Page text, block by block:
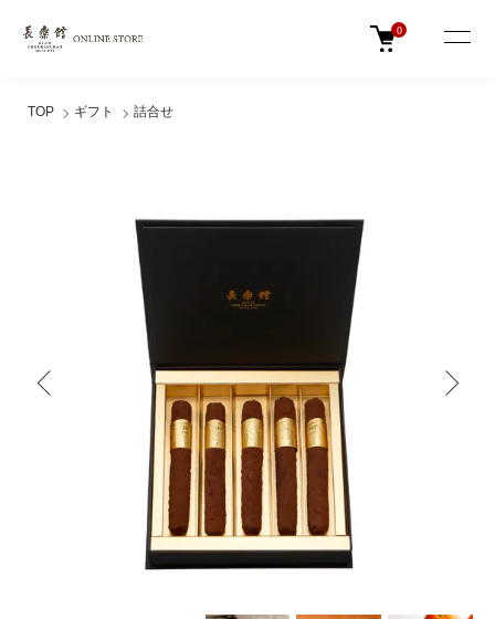
0
TOP ギフト 詰合せ